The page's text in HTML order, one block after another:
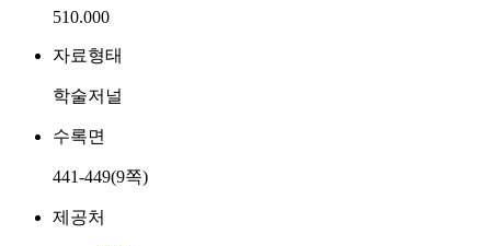
510.000
자료형태
학술저널
수록면
441-449(9쪽)
제공처